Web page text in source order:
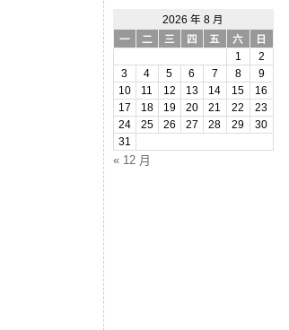
2026 年 8 月
一
二 三 四 五 六
日
1
2
3
4 5 6 7 8
9
10
11 12 13 14 15
16
17
18 19 20 21 22
23
24
25 26 27 28 29
30
31
« 12 月